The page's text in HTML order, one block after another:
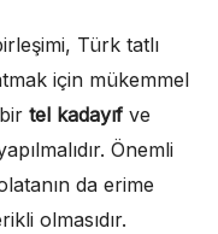
Türk tatlı
için mükemmel
tel kadayıf ve
Önemli
da erime
olmasıdır.